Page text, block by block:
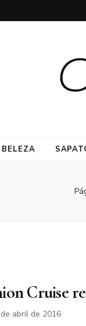
BELEZA
Cruise
abril de 2016